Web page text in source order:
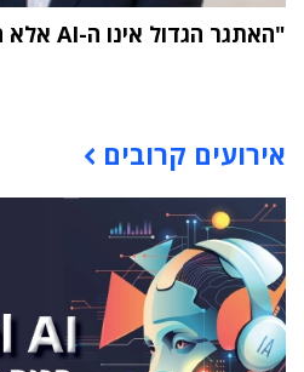
"האתגר הגדול אינו ה-AI אלא הטמעתה בארגון"
אירועים קרובים